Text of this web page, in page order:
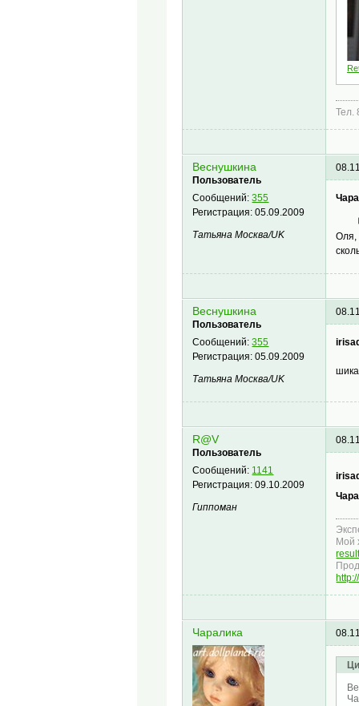
Тел.
Веснушкина
Пользователь
Сообщений:355
Регистрация:05.09.2009
Татьяна Mосква/UK
Оля,
Веснушкина
Пользователь
Сообщений:355
Регистрация:05.09.2009
Татьяна Mосква/UK
R@V
Пользователь
Сообщений: 1141
Регистрация:09.10.2009
Гиппоман
Мой
Чаралика